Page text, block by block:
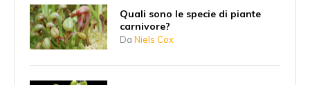
Quali sono le specie di piante
carnivore?
Da Niels Cox